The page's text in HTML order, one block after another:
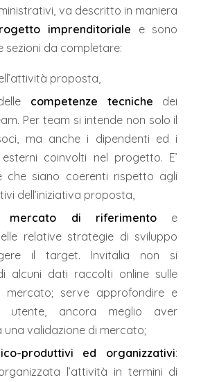
va descritto in maniera
imprenditoriale e sono
sezioni da completare:
proposta,
competenze tecniche dei
Per team si intende non solo il
ma anche i dipendenti ed i
coinvolti nel progetto. E’
che siano coerenti rispetto agli
dell’iniziativa proposta,
mercato di riferimento e
relative strategie di sviluppo
il target. Invitalia non si
alcuni dati raccolti online sulle
mercato; serve approfondire e
utente, ancora meglio aver
validazione di mercato;
produttivi ed organizzativi:
l’attività in termini di